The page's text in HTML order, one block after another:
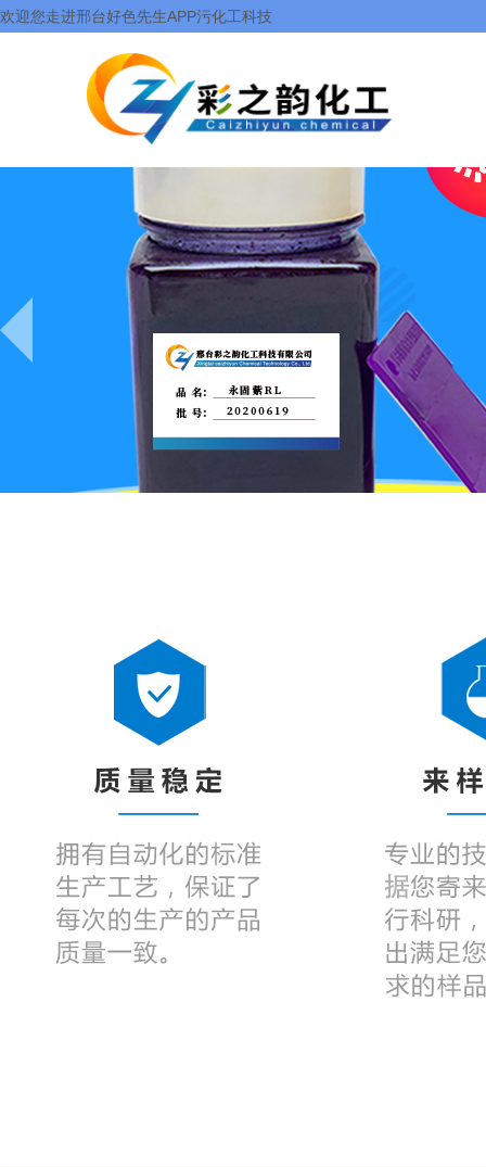
欢迎您走进邢台好色先生APP污化工科技
有限公司
高效
人工智能+大数据技术
同样投入 双倍产出